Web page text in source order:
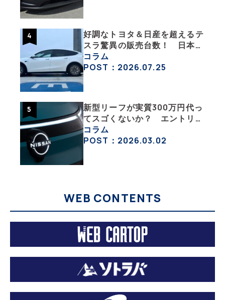
好調なトヨタ＆日産を超えるテ
スラ驚異の販売台数！ 日本の
EV市場はますます拡大
コラム
POST：2026.07.25
新型リーフが実質300万円代っ
てスゴくないか？ エントリー
グレード「B5」の中身を詳細
チェックした
コラム
POST：2026.03.02
WEB CONTENTS